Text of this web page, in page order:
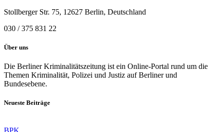
Stollberger Str. 75, 12627 Berlin, Deutschland
030 / 375 831 22
Über uns
Die Berliner Kriminalitätszeitung ist ein Online-Portal rund um die
Themen Kriminalität, Polizei und Justiz auf Berliner und
Bundesebene.
Neueste Beiträge